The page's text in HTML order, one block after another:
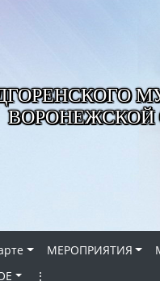
ВОРОНЕЖСКОЙ
МЕРОПРИЯТИЯ
⋮